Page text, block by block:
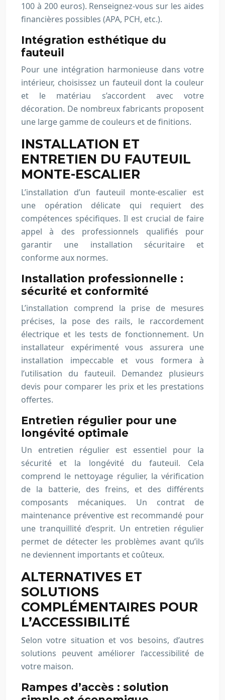
100 à 200 euros). Renseignez-vous sur les aides
financières possibles (APA, PCH, etc.).
Intégration esthétique du
fauteuil
Pour une intégration harmonieuse dans votre
intérieur, choisissez un fauteuil dont la couleur
et le matériau s’accordent avec votre
décoration. De nombreux fabricants proposent
une large gamme de couleurs et de finitions.
INSTALLATION ET
ENTRETIEN DU FAUTEUIL
MONTE-ESCALIER
L’installation d’un fauteuil monte-escalier est
une opération délicate qui requiert des
compétences spécifiques. Il est crucial de faire
appel à des professionnels qualifiés pour
garantir une installation sécuritaire et
conforme aux normes.
Installation professionnelle :
sécurité et conformité
L’installation comprend la prise de mesures
précises, la pose des rails, le raccordement
électrique et les tests de fonctionnement. Un
installateur expérimenté vous assurera une
installation impeccable et vous formera à
l’utilisation du fauteuil. Demandez plusieurs
devis pour comparer les prix et les prestations
offertes.
Entretien régulier pour une
longévité optimale
Un entretien régulier est essentiel pour la
sécurité et la longévité du fauteuil. Cela
comprend le nettoyage régulier, la vérification
de la batterie, des freins, et des différents
composants mécaniques. Un contrat de
maintenance préventive est recommandé pour
une tranquillité d’esprit. Un entretien régulier
permet de détecter les problèmes avant qu’ils
ne deviennent importants et coûteux.
ALTERNATIVES ET
SOLUTIONS
COMPLÉMENTAIRES POUR
L’ACCESSIBILITÉ
Selon votre situation et vos besoins, d’autres
solutions peuvent améliorer l’accessibilité de
votre maison.
Rampes d’accès : solution